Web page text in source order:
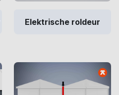
Elektrische roldeur